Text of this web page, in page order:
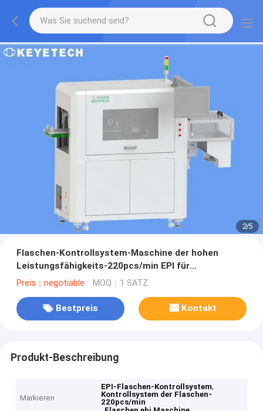
2/5
Flaschen-Kontrollsystem-Maschine der hohen
Leistungsfähigkeits-220pcs/min EPI für
Getränkeflaschen
Preis：negotiable MOQ：1 SATZ
Bestpreis Kontakt
Produkt-Beschreibung
Markieren
EPI-Flaschen-Kontrollsystem,
Kontrollsystem der Flaschen-
220pcs/min